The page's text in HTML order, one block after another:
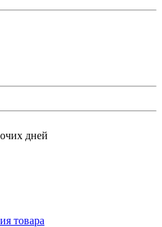
дней
товара